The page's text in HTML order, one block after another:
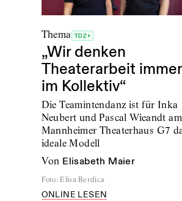
Thema TDZ+
„Wir denken
Theaterarbeit immer
im Kollektiv“
Die Teamintendanz ist für Inka
Neubert und Pascal Wieandt am
Mannheimer Theaterhaus G7
ideale Modell
von Elisabeth Maier
Foto: Elisa Berdica
ONLINE LESEN